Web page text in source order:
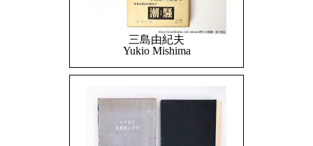
三島由紀夫
Yukio Mishima